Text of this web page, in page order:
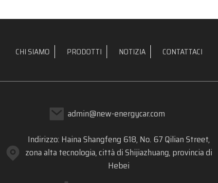
CHI SIAMO PRODOTTI NOTIZIA CONTATTACI
admin@new-energycar.com
Indirizzo: Haina Shangfeng 618, No. 67 Qilian Street,
zona alta tecnologia, città di Shijiazhuang, provincia di
Hebei